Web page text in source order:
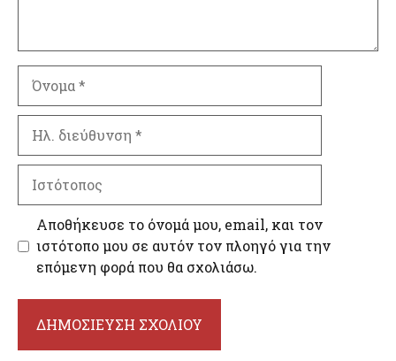
διεύθυνση
Αποθήκευσε το όνομά μου, email, και τον
ιστότοπο μου σε αυτόν τον πλοηγό για την
επόμενη φορά που θα σχολιάσω.